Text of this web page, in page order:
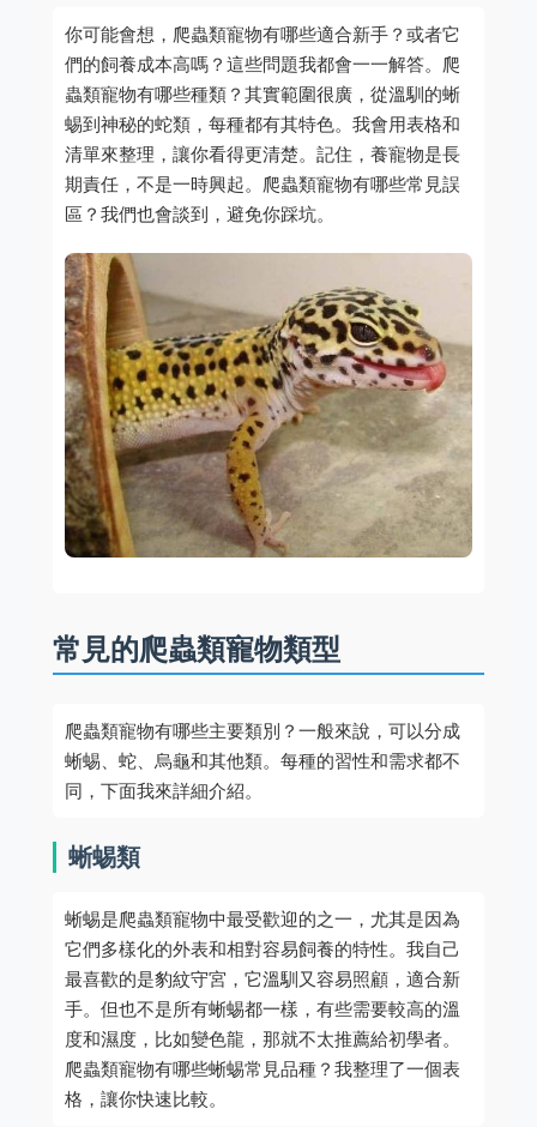
你可能會想，爬蟲類寵物有哪些適合新手？或者它
們的飼養成本高嗎？這些問題我都會一一解答。爬
蟲類寵物有哪些種類？其實範圍很廣，從溫馴的蜥
蜴到神秘的蛇類，每種都有其特色。我會用表格和
清單來整理，讓你看得更清楚。記住，養寵物是長
期責任，不是一時興起。爬蟲類寵物有哪些常見誤
區？我們也會談到，避免你踩坑。
常見的爬蟲類寵物類型
爬蟲類寵物有哪些主要類別？一般來說，可以分成
蜥蜴、蛇、烏龜和其他類。每種的習性和需求都不
同，下面我來詳細介紹。
蜥蜴類
蜥蜴是爬蟲類寵物中最受歡迎的之一，尤其是因為
它們多樣化的外表和相對容易飼養的特性。我自己
最喜歡的是豹紋守宮，它溫馴又容易照顧，適合新
手。但也不是所有蜥蜴都一樣，有些需要較高的溫
度和濕度，比如變色龍，那就不太推薦給初學者。
爬蟲類寵物有哪些蜥蜴常見品種？我整理了一個表
格，讓你快速比較。